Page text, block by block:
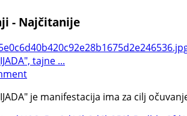
- Najčitanije
tajne ...
je manifestacija ima za cilj